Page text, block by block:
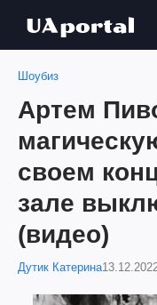
Шоубиз
Артем
своем
зале
(видео)
Дутик Катерина